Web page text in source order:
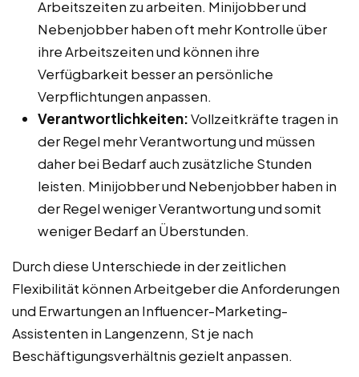
Arbeitszeiten zu arbeiten. Minijobber und
Nebenjobber haben oft mehr Kontrolle über
ihre Arbeitszeiten und können ihre
Verfügbarkeit besser an persönliche
Verpflichtungen anpassen.
Verantwortlichkeiten:Vollzeitkräfte tragen in
der Regel mehr Verantwortung und müssen
daher bei Bedarf auch zusätzliche Stunden
leisten. Minijobber und Nebenjobber haben in
der Regel weniger Verantwortung und somit
weniger Bedarf an Überstunden.
Durch diese Unterschiede in der zeitlichen
Flexibilität können Arbeitgeber die Anforderungen
und Erwartungen an Influencer-Marketing-
Assistenten in Langenzenn, St je nach
Beschäftigungsverhältnis gezielt anpassen.